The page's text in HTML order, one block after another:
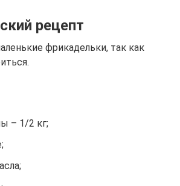
рецепт
фрикадельки, так как
– 1/2 кг;